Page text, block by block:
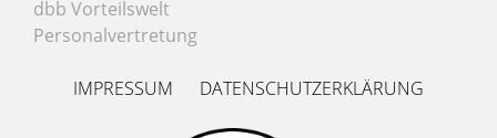
dbb Vorteilswelt
Personalvertretung
IMPRESSUM DATENSCHUTZERKLÄRUNG